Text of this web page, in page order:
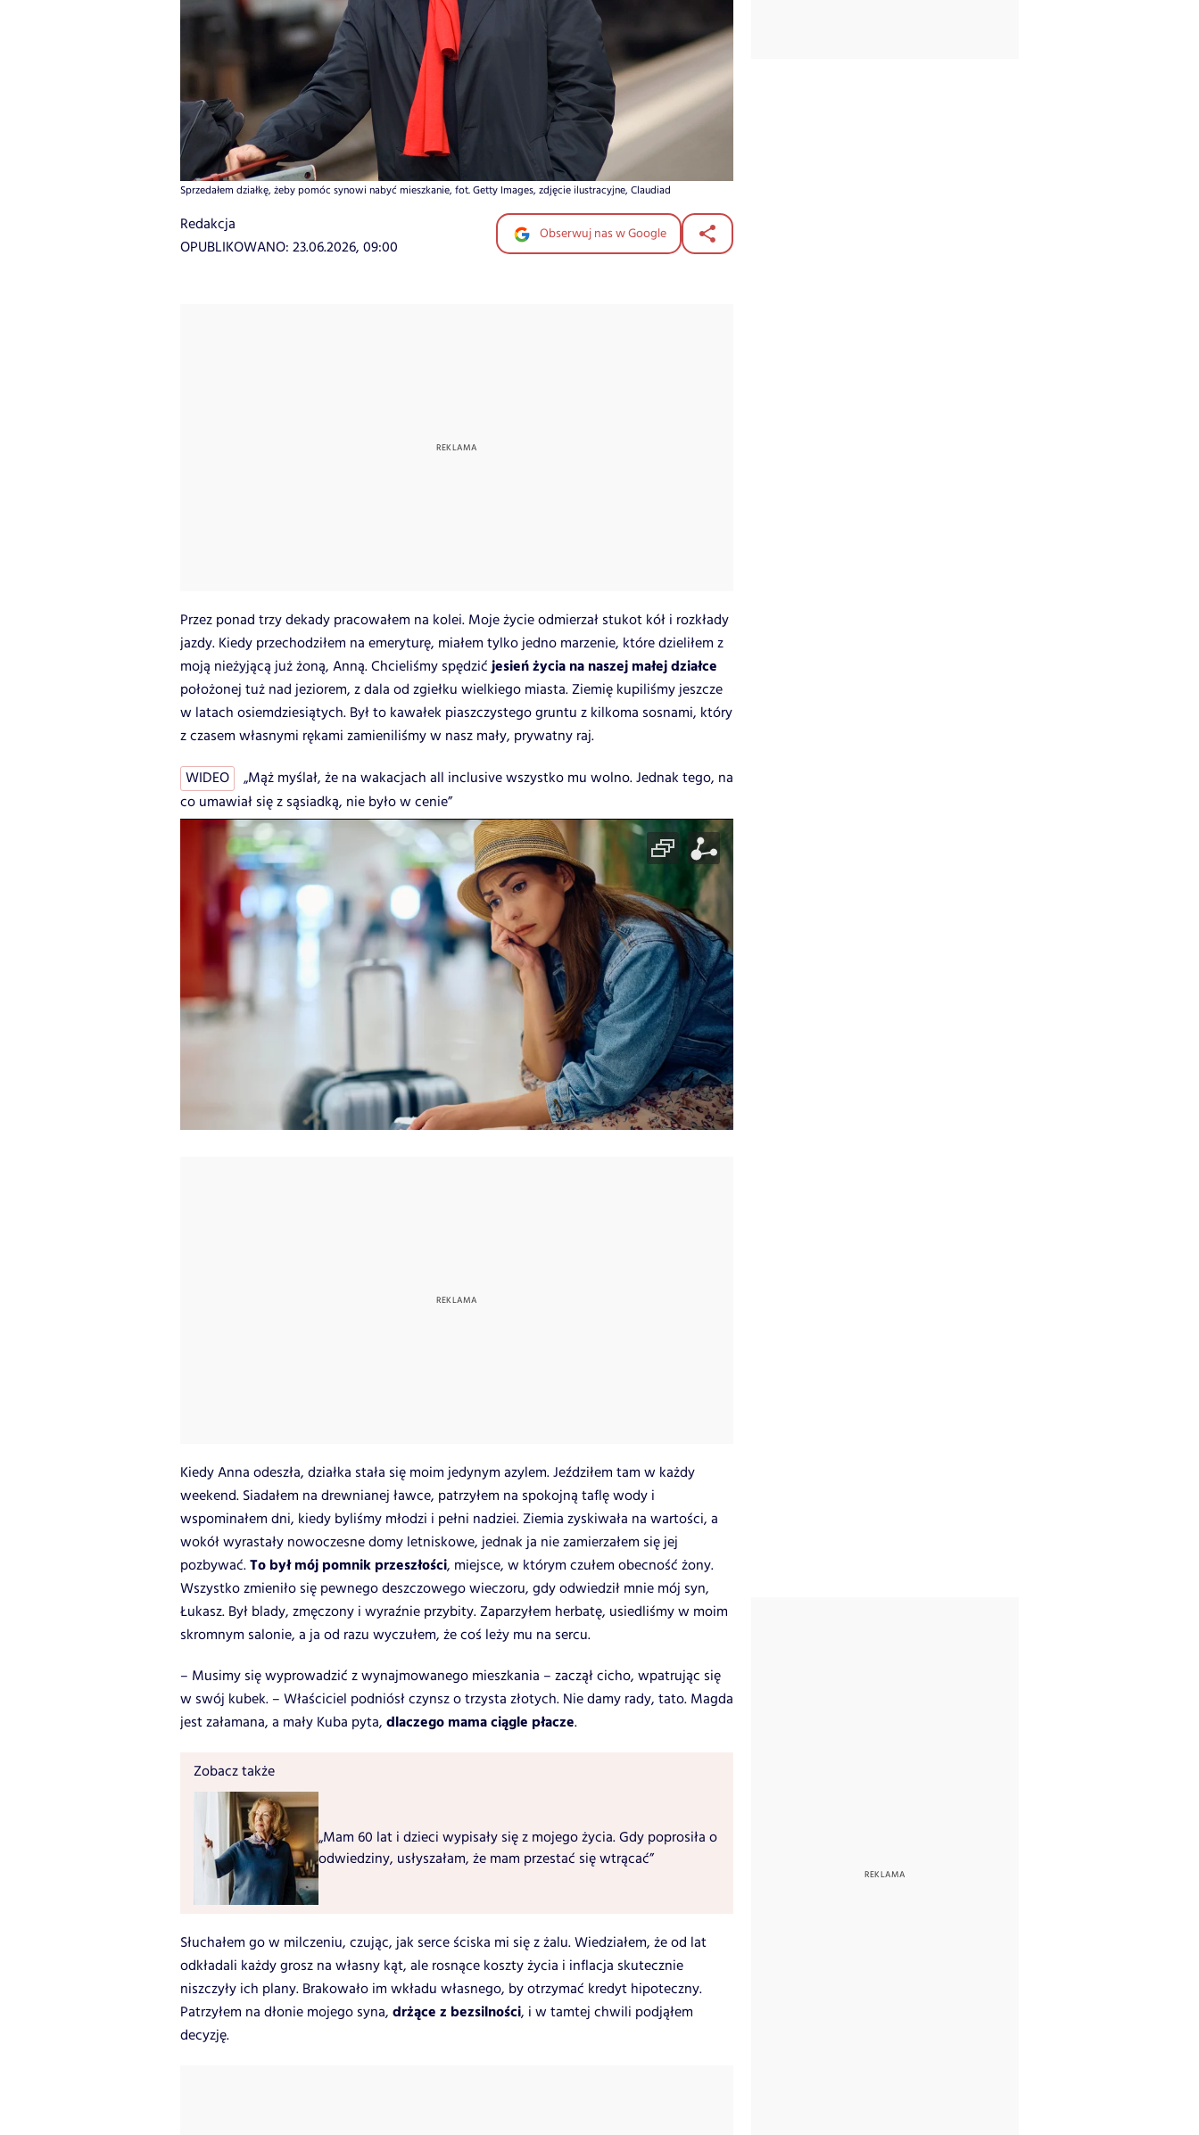
Sprzedałem działkę, żeby pomóc synowi nabyć mieszkanie, fot. Getty Images, zdjęcie ilustracyjne, Claudiad
Redakcja
OPUBLIKOWANO: 23.06.2026, 09:00
Obserwuj nas w Google
Przez ponad trzy dekady pracowałem na kolei. Moje życie odmierzał stukot kół i rozkłady
jazdy. Kiedy przechodziłem na emeryturę, miałem tylko jedno marzenie, które dzieliłem z
moją nieżyjącą już żoną, Anną. Chcieliśmy spędzićjesień życia na naszej małej działce
położonej tuż nad jeziorem, z dala od zgiełku wielkiego miasta. Ziemię kupiliśmy jeszcze
w latach osiemdziesiątych. Był to kawałek piaszczystego gruntu z kilkoma sosnami, który
z czasem własnymi rękami zamieniliśmy w nasz mały, prywatny raj.
WIDEO
„Mąż myślał, że na wakacjach all inclusive wszystko mu wolno. Jednak tego, na
co umawiał się z sąsiadką, nie było w cenie”
Kiedy Anna odeszła, działka stała się moim jedynym azylem. Jeździłem tam w każdy
weekend. Siadałem na drewnianej ławce, patrzyłem na spokojną taflę wody i
wspominałem dni, kiedy byliśmy młodzi i pełni nadziei. Ziemia zyskiwała na wartości, a
wokół wyrastały nowoczesne domy letniskowe, jednak ja nie zamierzałem się jej
pozbywać.To był mój pomnik przeszłości, miejsce, w którym czułem obecność żony.
Wszystko zmieniło się pewnego deszczowego wieczoru, gdy odwiedził mnie mój syn,
Łukasz. Był blady, zmęczony i wyraźnie przybity. Zaparzyłem herbatę, usiedliśmy w moim
skromnym salonie, a ja od razu wyczułem, że coś leży mu na sercu.
– Musimy się wyprowadzić z wynajmowanego mieszkania – zaczął cicho, wpatrując się
w swój kubek. – Właściciel podniósł czynsz o trzysta złotych. Nie damy rady, tato. Magda
jest załamana, a mały Kuba pyta, dlaczego mama ciągle płacze.
Zobacz także
„Mam 60 lat i dzieci wypisały się z mojego życia. Gdy poprosiła o
odwiedziny, usłyszałam, że mam przestać się wtrącać”
Słuchałem go w milczeniu, czując, jak serce ściska mi się z żalu. Wiedziałem, że od lat
odkładali każdy grosz na własny kąt, ale rosnące koszty życia i inflacja skutecznie
niszczyły ich plany. Brakowało im wkładu własnego, by otrzymać kredyt hipoteczny.
Patrzyłem na dłonie mojego syna, drżące z bezsilności, i w tamtej chwili podjąłem
decyzję.